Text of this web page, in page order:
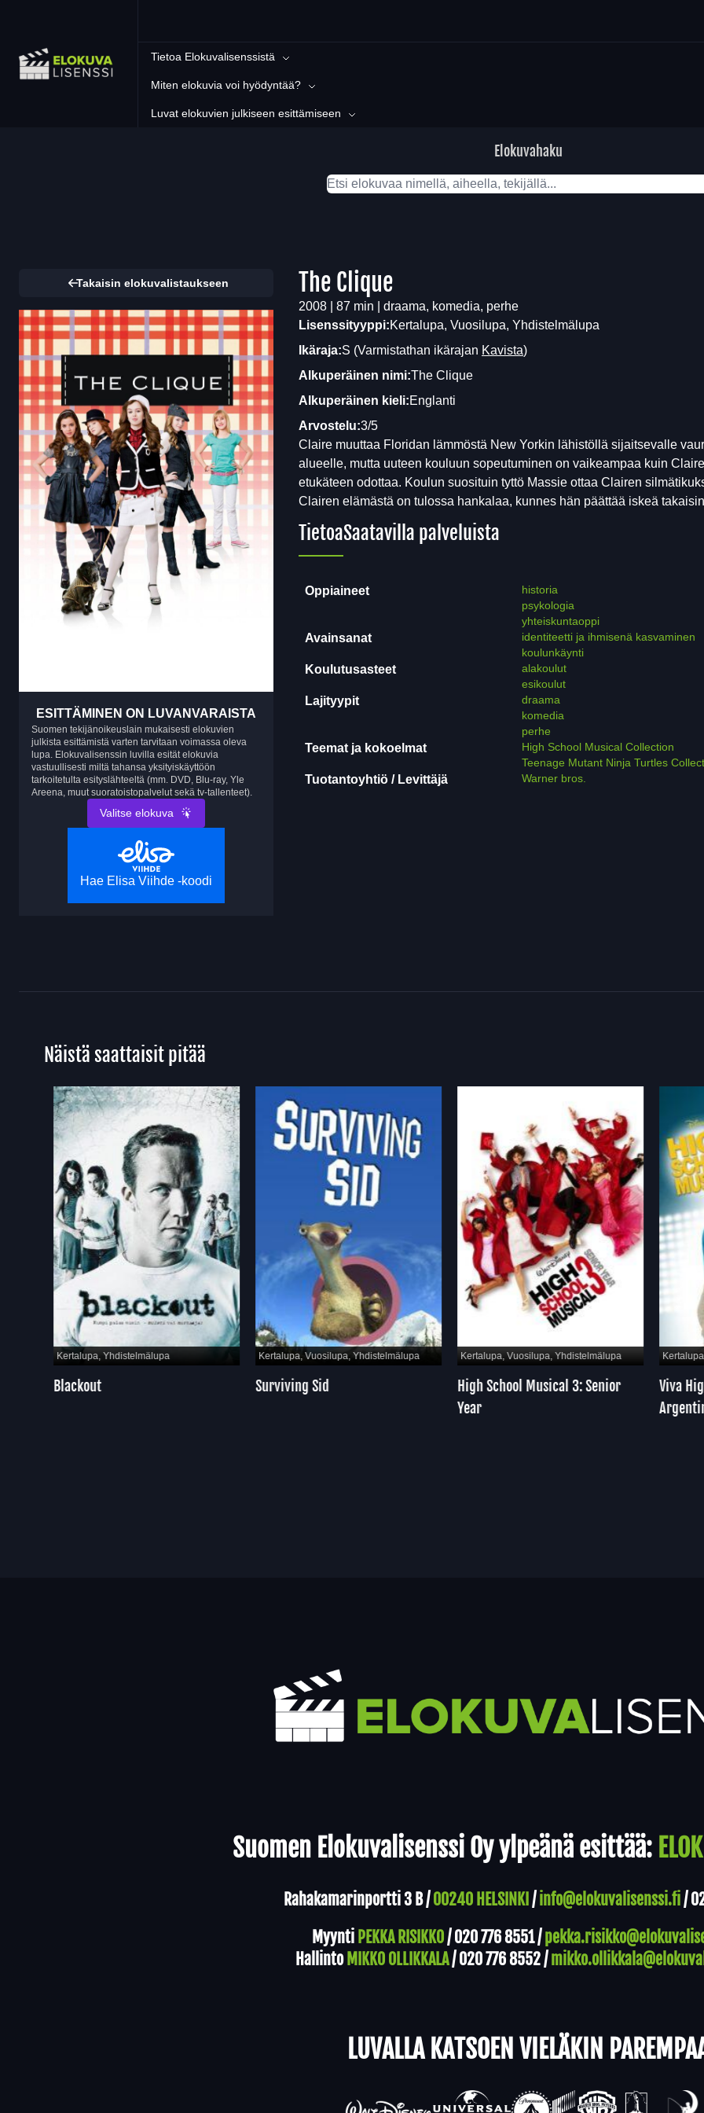
Tietoa Elokuvalisenssistä
Miten elokuvia voi hyödyntää?
Luvat elokuvien julkiseen esittämiseen
Elokuvahaku
Takaisin elokuvalistaukseen
ESITTÄMINEN ON LUVANVARAISTA
Suomen tekijänoikeuslain mukaisesti elokuvien
julkista esittämistä varten tarvitaan voimassa oleva
lupa. Elokuvalisenssin luvilla esität elokuvia
vastuullisesti miltä tahansa yksityiskäyttöön
tarkoitetulta esityslähteeltä (mm. DVD, Blu-ray, Yle
Areena, muut suoratoistopalvelut sekä tv-tallenteet).
Valitse elokuva
Hae Elisa Viihde -koodi
The Clique
2008 | 87 min | draama, komedia, perhe
Lisenssityyppi:Kertalupa, Vuosilupa, Yhdistelmälupa
Ikäraja:S (Varmistathan ikärajan Kavista)
Alkuperäinen nimi:The Clique
Alkuperäinen kieli:Englanti
Arvostelu:3/5
Claire muuttaa Floridan lämmöstä New Yorkin lähistöllä sijaitsevalle
alueelle, mutta uuteen kouluun sopeutuminen on vaikeampaa kuin
etukäteen odottaa. Koulun suosituin tyttö Massie ottaa Clairen
Clairen elämästä on tulossa hankalaa, kunnes hän päättää iskeä
TietoaSaatavilla palveluista
Oppiaineet
historia
psykologia
yhteiskuntaoppi
Avainsanat
identiteetti ja ihmisenä kasvaminen
koulunkäynti
Koulutusasteet
alakoulut
esikoulut
Lajityypit
draama
komedia
perhe
Teemat ja kokoelmat
High School Musical Collection
Teenage Mutant Ninja Turtles
Tuotantoyhtiö / Levittäjä Warner bros.
Näistä saattaisit pitää
Kertalupa, Yhdistelmälupa
Blackout
Kertalupa, Vuosilupa, Yhdistelmälupa
Surviving Sid
Kertalupa, Vuosilupa, Yhdistelmälupa
High School Musical 3: Senior
Year
Kertalupa,
Viva
Argentina
Suomen Elokuvalisenssi Oy ylpeänä esittää:
Rahakamarinportti 3 B /00240 HELSINKI /info@elokuvalisenssi.fi/
Myynti PEKKA RISIKKO/020 776 8551/
Hallinto MIKKO OLLIKKALA/020 776 8552/
LUVALLA KATSOEN VIELÄKIN